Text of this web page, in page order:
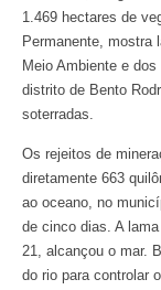
1.469 hectares de
Permanente, mostra
Meio Ambiente e
distrito de Bento
soterradas.
Os rejeitos de
diretamente 663
ao oceano, no
de cinco dias. A
21, alcançou o mar.
do rio para controlar